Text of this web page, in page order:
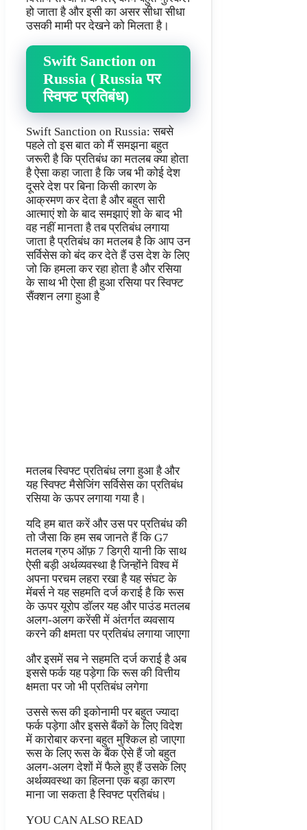
हो जाता है और इसी का असर सीधा सीधा
उसकी मामी पर देखने को मिलता है।
Swift Sanction on
Russia ( Russia पर
स्विफ्ट प्रतिबंध)
Swift Sanction on Russia: सबसे
पहले तो इस बात को मैं समझना बहुत
जरूरी है कि प्रतिबंध का मतलब क्या होता
है ऐसा कहा जाता है कि जब भी कोई देश
दूसरे देश पर बिना किसी कारण के
आक्रमण कर देता है और बहुत सारी
आत्माएं शो के बाद समझाएं शो के बाद भी
वह नहीं मानता है तब प्रतिबंध लगाया
जाता है प्रतिबंध का मतलब है कि आप उन
सर्विसेस को बंद कर देते हैं उस देश के लिए
जो कि हमला कर रहा होता है और रसिया
के साथ भी ऐसा ही हुआ रसिया पर स्विफ्ट
सैंक्शन लगा हुआ है
मतलब स्विफ्ट प्रतिबंध लगा हुआ है और
यह स्विफ्ट मैसेजिंग सर्विसेस का प्रतिबंध
रसिया के ऊपर लगाया गया है।
यदि हम बात करें और उस पर प्रतिबंध की
तो जैसा कि हम सब जानते हैं कि G7
मतलब ग्रुप ऑफ़ 7 डिग्री यानी कि साथ
ऐसी बड़ी अर्थव्यवस्था है जिन्होंने विश्व में
अपना परचम लहरा रखा है यह संघट के
मेंबर्स ने यह सहमति दर्ज कराई है कि रूस
के ऊपर यूरोप डॉलर यह और पाउंड मतलब
अलग-अलग करेंसी में अंतर्गत व्यवसाय
करने की क्षमता पर प्रतिबंध लगाया जाएगा
और इसमें सब ने सहमति दर्ज कराई है अब
इससे फर्क यह पड़ेगा कि रूस की वित्तीय
क्षमता पर जो भी प्रतिबंध लगेगा
उससे रूस की इकोनामी पर बहुत ज्यादा
फर्क पड़ेगा और इससे बैंकों के लिए विदेश
में कारोबार करना बहुत मुश्किल हो जाएगा
रूस के लिए रूस के बैंक ऐसे हैं जो बहुत
अलग-अलग देशों में फैले हुए हैं उसके लिए
अर्थव्यवस्था का हिलना एक बड़ा कारण
माना जा सकता है स्विफ्ट प्रतिबंध।
YOU CAN ALSO READ